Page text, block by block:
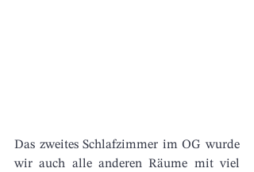
Das zweites Schlafzimmer im OG wurde
wir auch alle anderen Räume mit viel